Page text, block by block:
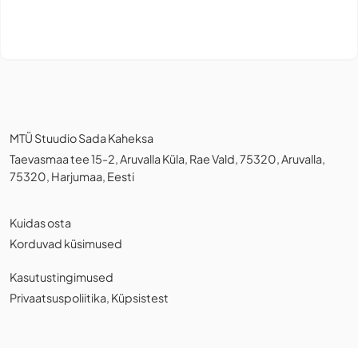
MTÜ Stuudio Sada Kaheksa
Taevasmaa tee 15-2, Aruvalla Küla, Rae Vald, 75320, Aruvalla,
75320, Harjumaa, Eesti
Kuidas osta
Korduvad küsimused
Kasutustingimused
Privaatsuspoliitika, Küpsistest